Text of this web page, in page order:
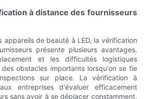
à distance des fournisseurs
appareils de beauté à LED, la vérification
présente plusieurs avantages.
et les difficultés logistiques
obstacles importants lorsqu'on se fie
sur place. La vérification à
entreprises d'évaluer efficacement
sans avoir à se déplacer constamment.